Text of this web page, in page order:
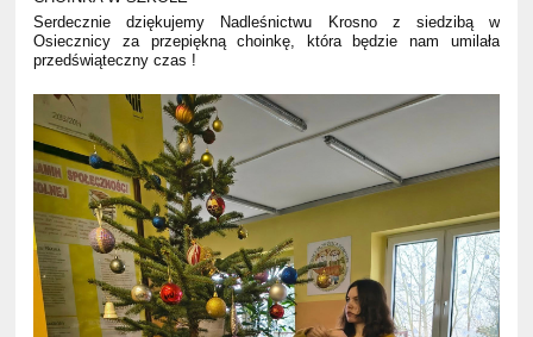
Serdecznie dziękujemy Nadleśnictwu Krosno z siedzibą w
Osiecznicy za przepiękną choinkę, która będzie nam umilała
przedświąteczny czas !